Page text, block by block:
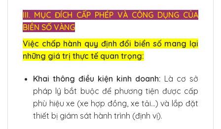
III. MỤC ĐÍCH CẤP PHÉP VÀ CÔNG DỤNG CỦA
BIỂN SỐ VÀNG
Việc chấp hành quy định đổi biển số mang lại
những giá trị thực tế quan trọng:
Khai thông điều kiện kinh doanh: Là cơ sở
pháp lý bắt buộc để phương tiện được cấp
phù hiệu xe (xe hợp đồng, xe tải…) và lắp đặt
thiết bị giám sát hành trình (định vị).